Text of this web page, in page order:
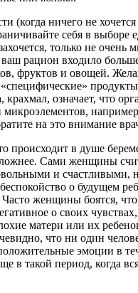
(когда ничего не
себя в выборе
только не очень
ваш рацион входило
фруктов и овощей.
крахмал, означает, что
микроэлементов,
на это внимание
происходит в душе
Сами женщины
и счастливыми,
о будущем
женщины боятся,
о своих
матери или их
что ни один
эмоции в
в такой период, когда